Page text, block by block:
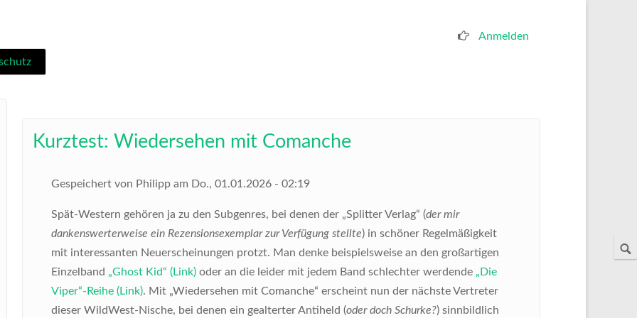
Benutzermenü
Anmelden
Kurztest: Wiedersehen mit Comanche
Gespeichert von Philipp am Do., 01.01.2026 - 02:19
Spät-Western gehören ja zu den Subgenres, bei denen der „Splitter Verlag“ (der mir
dankenswerterweise ein Rezensionsexemplar zur Verfügung stellte) in schöner Regelmäßigkeit
mit interessanten Neuerscheinungen protzt. Man denke beispielsweise an den großartigen
Einzelband „Ghost Kid“ (Link) oder an die leider mit jedem Band schlechter werdende „Die
Viper“-Reihe (Link). Mit „Wiedersehen mit Comanche“ erscheint nun der nächste Vertreter
dieser WildWest-Nische, bei denen ein gealterter Antiheld (oder doch Schurke?) sinnbildlich